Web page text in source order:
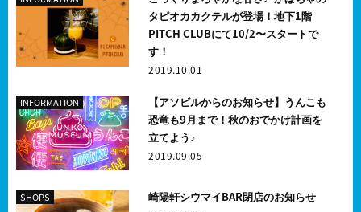
タピオカカクテルが登場！地下1階
PITCH CLUBにて10/2〜スタートで
す！
2019.10.01
INFORMATION
【アソビルからのお知らせ】うんこも
恐竜も9月まで！秋のおでかけ計画を
立てよう♪
2019.09.05
SHOPS 崎陽軒シウマイBAR閉店のお知らせ